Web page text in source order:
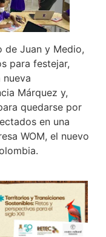
de Juan y Medio,
para festejar,
Márquez y,
quedarse por
en una
WOM, el nuevo